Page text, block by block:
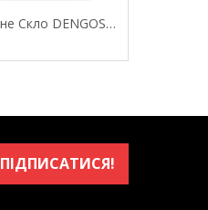
Захисне Скло DENGOS (Tempered Glass Full Glue...
ПІДПИСАТИСЯ!